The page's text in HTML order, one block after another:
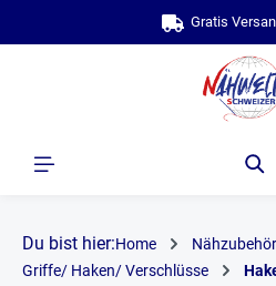
Du bist hier:Home Nähzubehör
Griffe/ Haken/ Verschlüsse